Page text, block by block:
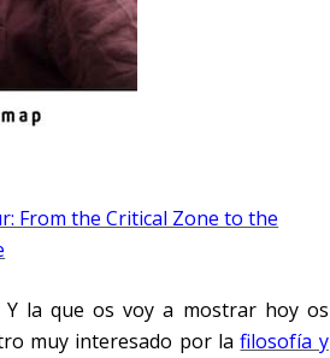
From the Critical Zone to the
Y la que os voy a mostrar hoy os
muy interesado por lafilosofía y